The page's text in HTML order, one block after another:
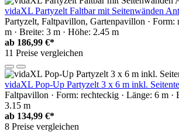
vidaXL Partyzelt Faltbar mit Seitenwänden
Partyzelt, Faltpavillon, Gartenpavillon · Form:
m · Breite: 3 m · Höhe: 2.45 m
ab 186,99 €*
11 Preise vergleichen
vidaXL Pop-Up Partyzelt 3 x 6 m inkl.
Faltpavillon · Form: rechteckig · Länge: 6 m ·
3.15 m
ab 134,99 €*
8 Preise vergleichen